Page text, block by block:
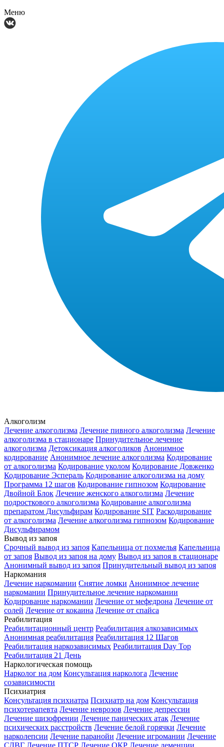
Меню
Алкоголизм
Лечение алкоголизма Лечение пивного алкоголизма Лечение
алкоголизма в стационаре Принудительное лечение
алкоголизма Детоксикация алкоголиков Анонимное
кодирование Анонимное лечение алкоголизма Кодирование
от алкоголизма Кодирование уколом Кодирование Довженко
Кодирование Эспераль Кодирование алкоголизма на дому
Программа 12 шагов Кодирование гипнозом Кодирование
Двойной Блок Лечение женского алкоголизма Лечение
подросткового алкоголизма Кодирование алкоголизма
препаратом Дисульфирам Кодирование SIT Раскодирование
от алкоголизма Лечение алкоголизма гипнозом Кодирование
Дисульфирамом
Вывод из запоя
Срочный вывод из запоя Капельница от похмелья Капельница
от запоя Вывод из запоя на дому Вывод из запоя в стационаре
Анонимный вывод из запоя Принудительный вывод из запоя
Наркомания
Лечение наркомании Снятие ломки Анонимное лечение
наркомании Принудительное лечение наркомании
Кодирование наркомании Лечение от мефедрона Лечение от
солей Лечение от кокаина Лечение от спайса
Реабилитация
Реабилитационный центр Реабилитация алкозависимых
Анонимная реабилитация Реабилитация 12 Шагов
Реабилитация наркозависимых Реабилитация Day Top
Реабилитация 21 День
Наркологическая помощь
Нарколог на дом Консультация нарколога Лечение
созависимости
Психиатрия
Консультация психиатра Психиатр на дом Консультация
психотерапевта Лечение неврозов Лечение депрессии
Лечение шизофрении Лечение панических атак Лечение
психических расстройств Лечение белой горячки Лечение
нарколепсии Лечение паранойи Лечение игромании Лечение
СДВГ Лечение ПТСР Лечение ОКР Лечение деменции